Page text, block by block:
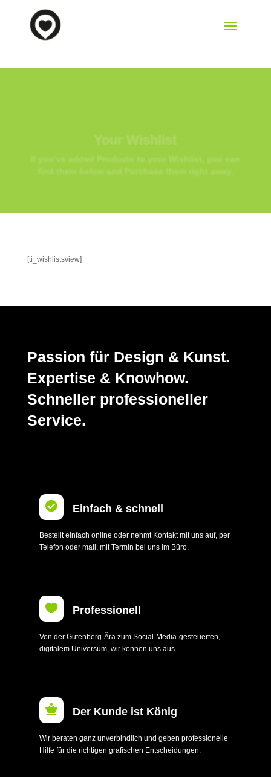
Your Wishlist
If you’ve added Products to your Wishlist, you can
find them below and Purchase them right away.
[ti_wishlistsview]
Passion für Design & Kunst.
Expertise & Knowhow.
Schneller professioneller
Service.
 Einfach & schnell
Bestellt einfach online oder nehmt Kontakt mit uns auf, per
Telefon oder mail, mit Termin bei uns im Büro.
 Professionell
Von der Gutenberg-Ära zum Social-Media-gesteuerten,
digitalem Universum, wir kennen uns aus.
 Der Kunde ist König
Wir beraten ganz unverbindlich und geben professionelle
Hilfe für die richtigen grafischen Entscheidungen.